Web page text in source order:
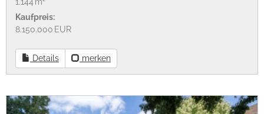
Kaufpreis:
8.150.000 EUR
Details merken